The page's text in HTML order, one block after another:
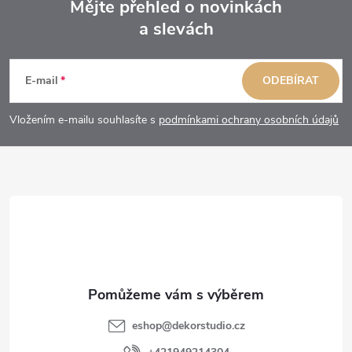
p
a
Mějte přehled o novinkách
a slevách
E-mail
Vložením e-mailu souhlasíte s podmínkami ochrany osobních údajů
ODEBÍRAT
eshop@dekorstudio.cz